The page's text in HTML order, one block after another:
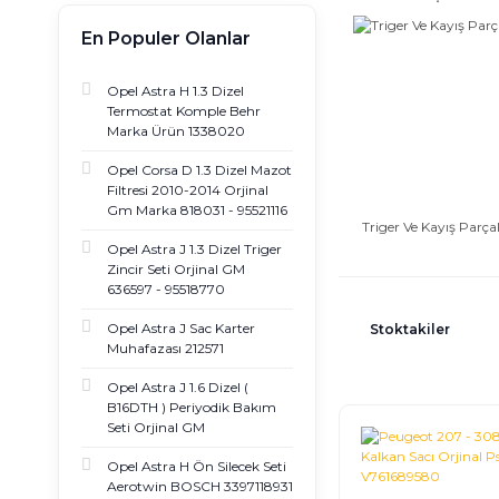
En Populer Olanlar
Opel Astra H 1.3 Dizel
Termostat Komple Behr
Marka Ürün 1338020
Opel Corsa D 1.3 Dizel Mazot
Filtresi 2010-2014 Orjinal
Gm Marka 818031 - 95521116
Opel Astra J 1.3 Dizel Triger
Zincir Seti Orjinal GM
636597 - 95518770
Opel Astra J Sac Karter
Muhafazası 212571
Opel Astra J 1.6 Dizel (
B16DTH ) Periyodik Bakım
Seti Orjinal GM
Opel Astra H Ön Silecek Seti
Aerotwin BOSCH 3397118931
Triger Ve Kayış
Stoktakiler